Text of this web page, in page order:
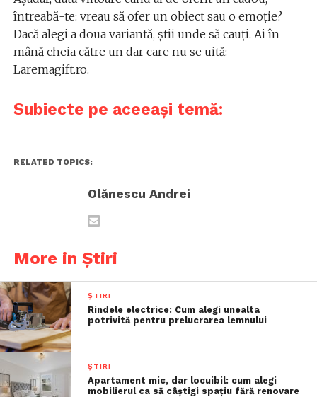
întreabă-te: vreau să ofer un obiect sau o emoție?
Dacă alegi a doua variantă, știi unde să cauți. Ai în
mână cheia către un dar care nu se uită:
Laremagift.ro.
Subiecte pe aceeași temă:
RELATED TOPICS:
Olănescu Andrei
More in Știri
ȘTIRI
Rindele electrice: Cum alegi unealta
potrivită pentru prelucrarea lemnului
ȘTIRI
Apartament mic, dar locuibil: cum alegi
mobilierul ca să câștigi spațiu fără renovare